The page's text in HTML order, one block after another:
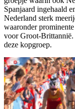
Spanjaard ingehaald
Nederland sterk
waaronder
voor Groot-Brittannië.
deze kopgroep.